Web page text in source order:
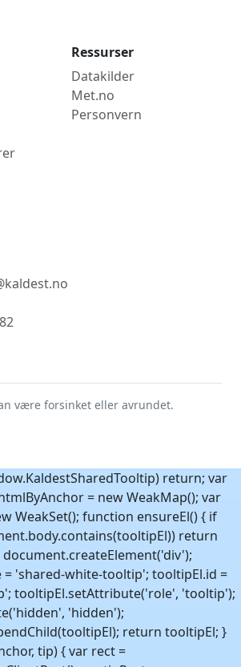
Ressurser
Datakilder
Met.no
Personvern
være forsinket eller avrundet.
return; var
= new WeakMap(); var
WeakSet(); function ensureEl() { if
return
= 'shared-white-tooltip'; tooltipEl.id =
tooltipEl.setAttribute('role', 'tooltip');
'hidden');
return tooltipEl; }
tip) { var rect =